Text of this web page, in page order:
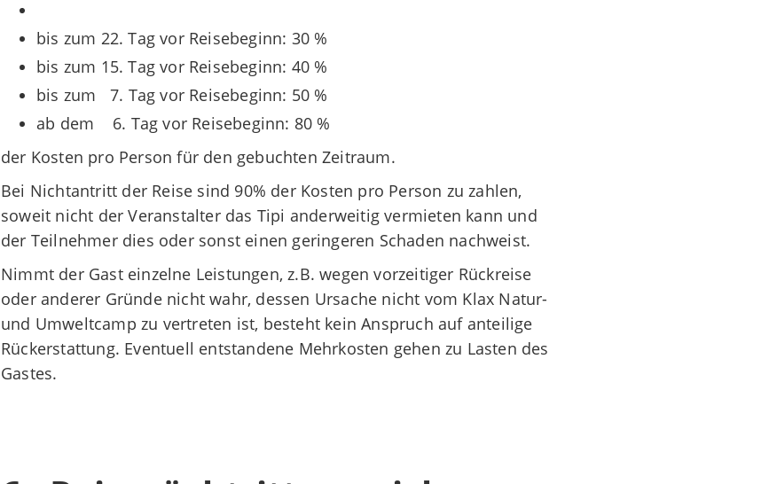
bis zum 22. Tag vor Reisebeginn: 30 %
bis zum 15. Tag vor Reisebeginn: 40 %
bis zum 7. Tag vor Reisebeginn: 50 %
ab dem 6. Tag vor Reisebeginn: 80 %
der Kosten pro Person für den gebuchten Zeitraum.
Bei Nichtantritt der Reise sind 90% der Kosten pro Person zu zahlen,
soweit nicht der Veranstalter das Tipi anderweitig vermieten kann und
der Teilnehmer dies oder sonst einen geringeren Schaden nachweist.
Nimmt der Gast einzelne Leistungen, z.B. wegen vorzeitiger Rückreise
oder anderer Gründe nicht wahr, dessen Ursache nicht vom Klax Natur-
und Umweltcamp zu vertreten ist, besteht kein Anspruch auf anteilige
Rückerstattung. Eventuell entstandene Mehrkosten gehen zu Lasten des
Gastes.